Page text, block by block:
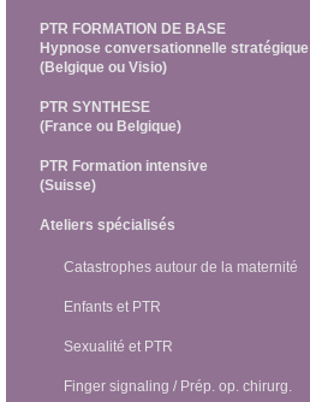
PTR FORMATION DE BASE
Hypnose conversationnelle stratégique
(Belgique ou Visio)
PTR SYNTHESE
(France ou Belgique)
PTR Formation intensive
(Suisse)
Ateliers spécialisés
Catastrophes autour de la maternité
Enfants et PTR
Sexualité et PTR
Finger signaling / Prép. op. chirurg.